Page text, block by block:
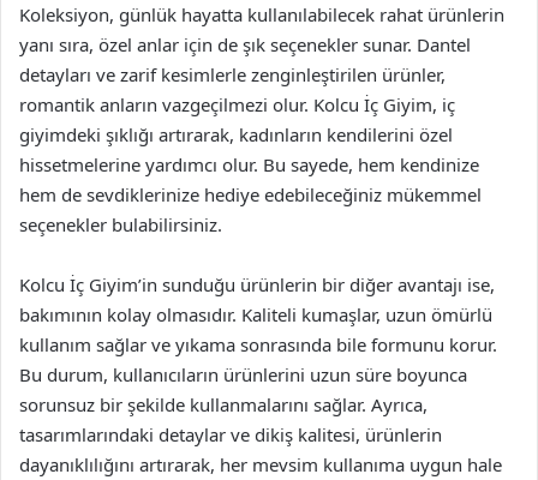
Koleksiyon, günlük hayatta kullanılabilecek rahat ürünlerin
yanı sıra, özel anlar için de şık seçenekler sunar. Dantel
detayları ve zarif kesimlerle zenginleştirilen ürünler,
romantik anların vazgeçilmezi olur. Kolcu İç Giyim, iç
giyimdeki şıklığı artırarak, kadınların kendilerini özel
hissetmelerine yardımcı olur. Bu sayede, hem kendinize
hem de sevdiklerinize hediye edebileceğiniz mükemmel
seçenekler bulabilirsiniz.
Kolcu İç Giyim’in sunduğu ürünlerin bir diğer avantajı ise,
bakımının kolay olmasıdır. Kaliteli kumaşlar, uzun ömürlü
kullanım sağlar ve yıkama sonrasında bile formunu korur.
Bu durum, kullanıcıların ürünlerini uzun süre boyunca
sorunsuz bir şekilde kullanmalarını sağlar. Ayrıca,
tasarımlarındaki detaylar ve dikiş kalitesi, ürünlerin
dayanıklılığını artırarak, her mevsim kullanıma uygun hale